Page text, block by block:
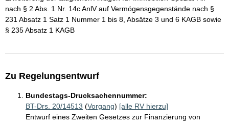
nach § 2 Abs. 1 Nr. 14c AnlV auf Vermögensgegenstände nach §
231 Absatz 1 Satz 1 Nummer 1 bis 8, Absätze 3 und 6 KAGB sowie
§ 235 Absatz 1 KAGB
Zu Regelungsentwurf
Bundestags-Drucksachennummer:
BT-Drs. 20/14513 (Vorgang) [alle RV hierzu]
Entwurf eines Zweiten Gesetzes zur Finanzierung von